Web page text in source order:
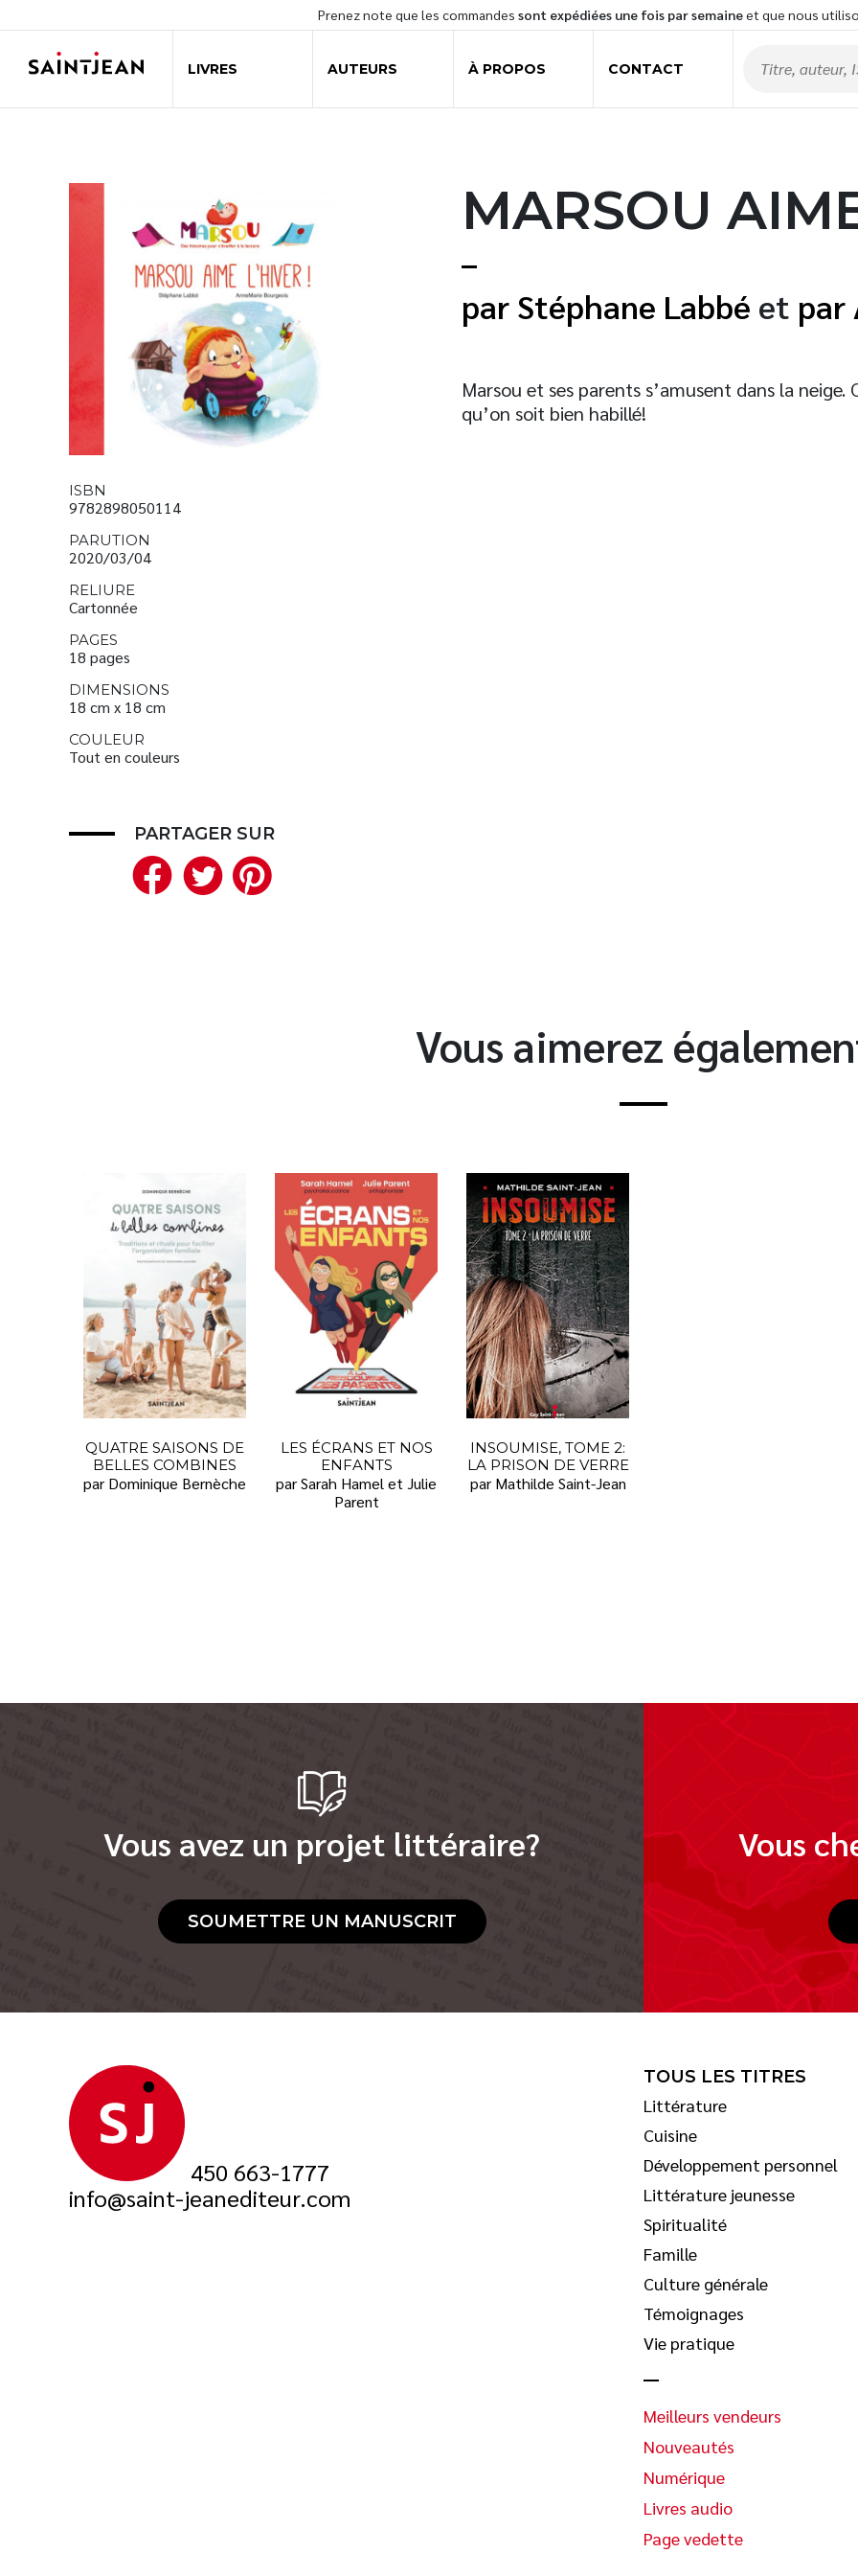
Prenez note que les commandes sont expédiées une fois par semaineet que nous
LIVRES AUTEURS À PROPOS CONTACT
MARSOU
Stéphane Labbé et
Marsou et ses parents s’amusent dans la
qu’on soit bien habillé!
ISBN
9782898050114
PARUTION
2020/03/04
RELIURE
Cartonnée
PAGES
18 pages
DIMENSIONS
18 cm x 18 cm
COULEUR
Tout en couleurs
PARTAGER SUR
Facebook
Twitter
Vous aimerez
QUATRE SAISONS DE
BELLES COMBINES
par Dominique Bernèche
LES ÉCRANS ET NOS
ENFANTS
par Sarah Hamel et Julie
Parent
INSOUMISE, TOME 2:
LA PRISON DE VERRE
par Mathilde Saint-Jean
Vous avez un projet littéraire?
SOUMETTRE UN MANUSCRIT
Vous
450 663-1777
info@saint-jeanediteur.com
TOUS LES TITRES
Littérature
Cuisine
Développement personnel
Littérature jeunesse
Spiritualité
Famille
Culture générale
Témoignages
Vie pratique
Meilleurs vendeurs
Nouveautés
Numérique
Livres audio
Page vedette